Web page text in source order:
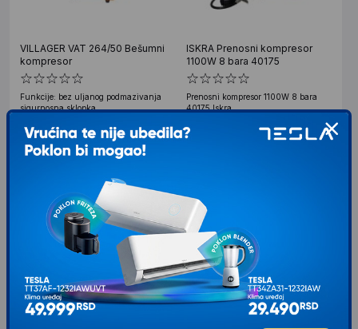
VILLAGER VAT 264/50 Bešumni
kompresor
Funkcije: bez uljanog podmazivanja
sigurnosna sklopka
31.099 RSD
VIP cena: 30.489 00
RSD
ISKRA Prenosni kompresor
1100W 8 bara 40175
Prenosni kompresor 1100W 8 bara
40175 Iskra.
10.199 RSD
VIP cena: 9.966 00